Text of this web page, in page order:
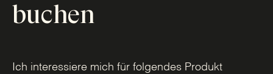
buchen
Ich interessiere mich für folgendes Produkt